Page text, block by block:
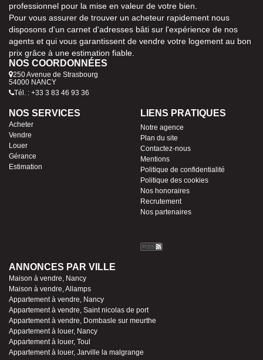
professionnel pour la mise en valeur de votre bien.
Pour vous assurer de trouver un acheteur rapidement nous
disposons d'un carnet d'adresses bâti sur l'expérience de nos
agents et qui vous garantissent de vendre votre logement au bon
prix grâce à une estimation fiable.
NOS COORDONNÉES
250 Avenue de Strasbourg
54000 NANCY
Tél. : +33 3 83 46 93 36
NOS SERVICES
Acheter
Vendre
Louer
Gérance
Estimation
LIENS PRATIQUES
Notre agence
Plan du site
Contactez-nous
Mentions
Politique de confidentialité
Politique des cookies
Nos honoraires
Recrutement
Nos partenaires
ANNONCES PAR VILLE
Maison à vendre, Nancy
Maison à vendre, Allamps
Appartement à vendre, Nancy
Appartement à vendre, Saint nicolas de port
Appartement à vendre, Dombasle sur meurthe
Appartement à louer, Nancy
Appartement à louer, Toul
Appartement à louer, Jarville la malgrange